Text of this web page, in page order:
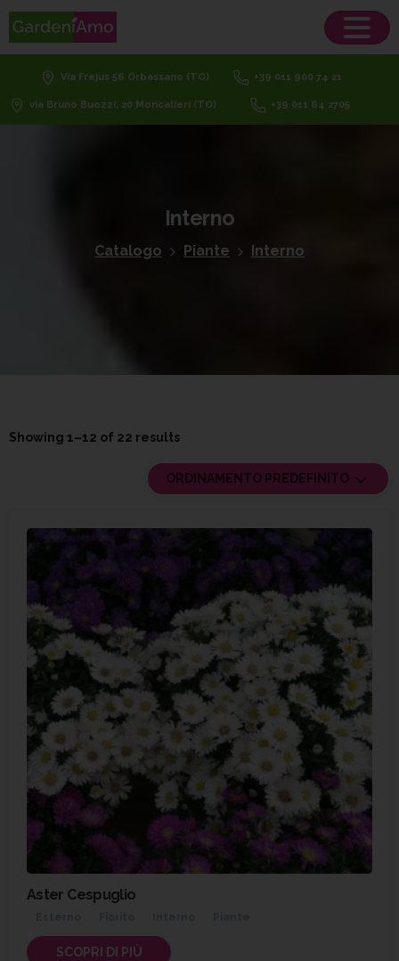
Via Frejus 56 Orbassano (TO) +39 011 900 74 21
via Bruno Buozzi, 20 Moncalieri (TO) +39 011 64 2705
Interno
Catalogo Piante Interno
Showing 1–12 of 22 results
ORDINAMENTO PREDEFINITO
Aster Cespuglio
SCOPRI DI PIÙ